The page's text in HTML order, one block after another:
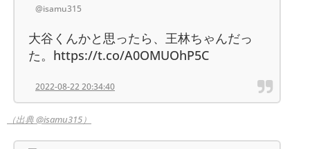
@isamu315
大谷くんかと思ったら、王林ちゃんだっ
た。https://t.co/A0OMUOhP5C
2022-08-22 20:34:40
（出典 @isamu315）